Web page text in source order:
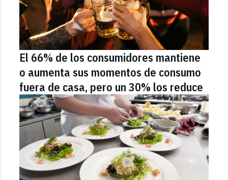
El 66% de los consumidores mantiene
o aumenta sus momentos de consumo
fuera de casa, pero un 30% los reduce